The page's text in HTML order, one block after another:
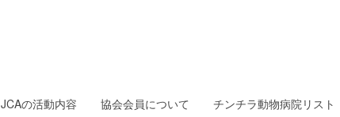
JCAの活動内容 協会会員について チンチラ動物病院リスト